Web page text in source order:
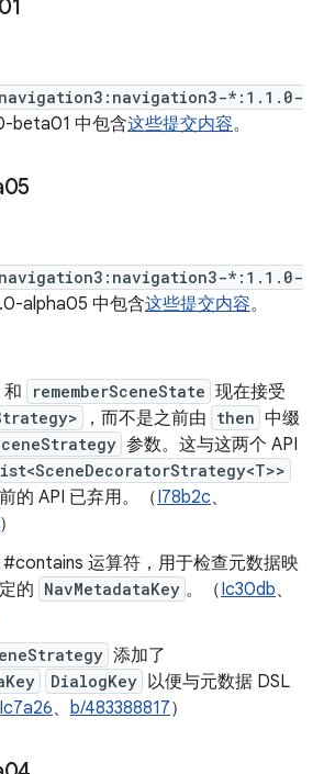
*:1.1.0-
beta01 中包含这些提交内容。
*:1.1.0-
alpha05 中包含这些提交内容。
和 rememberSceneState 现在接受
，而不是之前由 then 中缀
参数。这与这两个 API
的 API 已弃用。（I78b2c、
）
运算符，用于检查元数据映
的 NavMetadataKey 。（Ic30db、
添加了
DialogKey 以便与元数据 DSL
Ic7a26、 b/483388817）